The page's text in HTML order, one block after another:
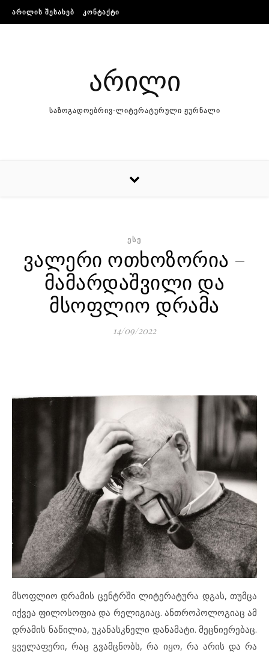
Skip to content
ᲐᲠᲘᲚᲘᲡ ᲨᲔᲡᲐᲮᲔᲑ ᲙᲝᲜᲢᲐᲥᲢᲘ
არილი
საზოგადოებრივ-ლიტერატურული ჟურნალი
ᲔᲡᲔ
ვალერი ოთხოზორია –
მამარდაშვილი და
მსოფლიო დრამა
14/09/2022
მსოფლიო დრამის ცენტრში ლიტერატურა დგას, თუმცა
იქვეა ფილოსოფია და რელიგიაც. ანთროპოლოგიაც ამ
დრამის ნაწილია, უკანასკნელი დანამატი. მეცნიერებაც.
ყველაფერი, რაც გვამცნობს, რა იყო, რა არის და რა